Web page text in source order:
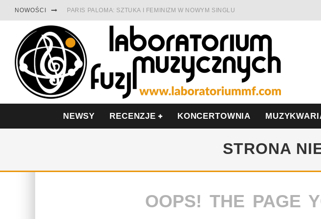
NOWOŚCI PARIS PALOMA: SZTUKA I FEMINIZM W NOWYM SINGLU
TABULA RASA Z SINGLEM DIAMENTY. SAMOTNOŚĆ I OPÓR
CINNAMON GUM MIĘDZY SOULEM A PAMIĘCIĄ
FRANCUSKI PROG METAL WEDŁUG DUALISIS
LESZEK KUŁAKOWSKI NAGRAŁ JAZZFONIĘ O POLSCE
NEWSY RECENZJE KONCERTOWNIA
STRONA
OOPS! THE PAGE